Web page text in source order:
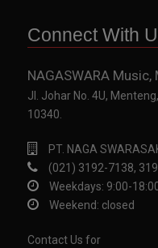
Connect With
NAGASWARA
Jl. Johar No. 4U,
10340.
PT. NAGA
(021) 3192-7138,
Weekdays: 9:00-
Weekend: closed
Contact Us for